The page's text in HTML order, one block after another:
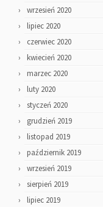
wrzesień 2020
lipiec 2020
czerwiec 2020
kwiecień 2020
marzec 2020
luty 2020
styczeń 2020
grudzień 2019
listopad 2019
październik 2019
wrzesień 2019
sierpień 2019
lipiec 2019